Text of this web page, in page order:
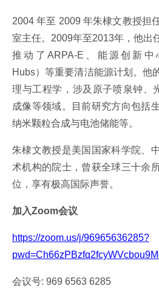
2004 年至 2009 年朱棣文教授担
室主任。2009年至2013年，他出
推动了ARPA-E、能源创新中
Hubs）等重要清洁能源计划。他
理与工程学，涉及原子喷泉钟、
成像等领域。目前研究方向包括
纳米颗粒合成与电池储能等。
朱棣文教授是美国国家科学院、
术机构的院士，曾获全球三十余
位，享有极高国际声誉。
加入Zoom会议
https://zoom.us/j/96965636285?
会议号: 969 6563 6285